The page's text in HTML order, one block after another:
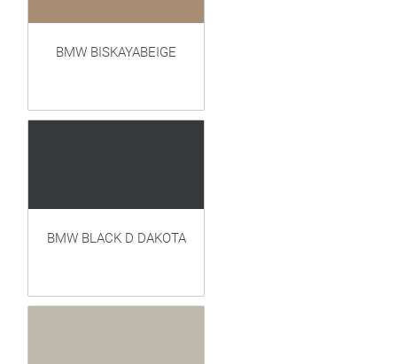
BMW BISKAYABEIGE
BMW BLACK D DAKOTA